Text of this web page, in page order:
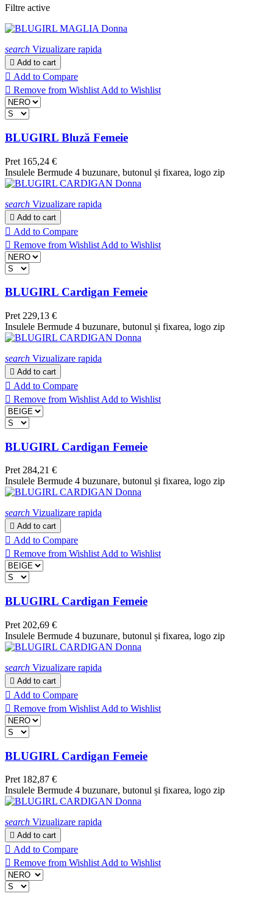
Filtre active
search Vizualizare rapida
 Add to cart
 Add to Compare
 Remove from Wishlist Add to Wishlist
BLUGIRL Bluză Femeie
Pret 165,24 €
Insulele Bermude 4 buzunare, butonul și fixarea, logo zip
search Vizualizare rapida
 Add to cart
 Add to Compare
 Remove from Wishlist Add to Wishlist
BLUGIRL Cardigan Femeie
Pret 229,13 €
Insulele Bermude 4 buzunare, butonul și fixarea, logo zip
search Vizualizare rapida
 Add to cart
 Add to Compare
 Remove from Wishlist Add to Wishlist
BLUGIRL Cardigan Femeie
Pret 284,21 €
Insulele Bermude 4 buzunare, butonul și fixarea, logo zip
search Vizualizare rapida
 Add to cart
 Add to Compare
 Remove from WishlistAdd to Wishlist
BLUGIRL Cardigan Femeie
Pret 202,69 €
Insulele Bermude 4 buzunare, butonul și fixarea, logo zip
search Vizualizare rapida
 Add to cart
 Add to Compare
 Remove from Wishlist Add to Wishlist
BLUGIRL Cardigan Femeie
Pret 182,87 €
Insulele Bermude 4 buzunare, butonul și fixarea, logo zip
search Vizualizare rapida
 Add to cart
 Add to Compare
 Remove from Wishlist Add to Wishlist